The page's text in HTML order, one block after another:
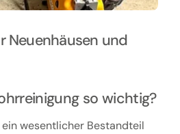
Neuenhäusen und
so wichtig?
wesentlicher Bestandteil